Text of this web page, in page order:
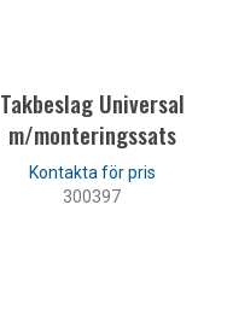
Takbeslag Universal
m/monteringssats
300397